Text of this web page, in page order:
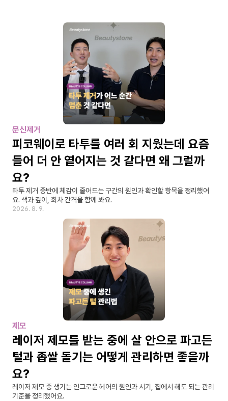
문신제거
피코웨이로 타투를 여러 회 지웠는데 요즘
들어 더 안 옅어지는 것 같다면 왜 그럴까
요?
타투 제거 중반에 체감이 줄어드는 구간의 원인과 확인할 항목을 정리했어
요. 색과 깊이, 회차 간격을 함께 봐요.
2026. 8. 9.
제모
레이저 제모를 받는 중에 살 안으로 파고든
털과 좁쌀 돌기는 어떻게 관리하면 좋을까
요?
레이저 제모 중 생기는 인그로운 헤어의 원인과 시기, 집에서 해도 되는 관리
기준을 정리했어요.